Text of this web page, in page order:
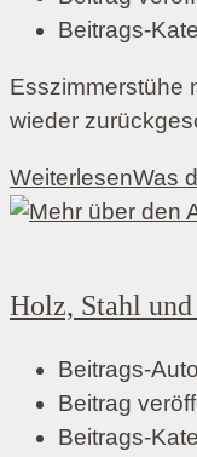
Beitrags-
Esszimmerstühe
wieder
WeiterlesenWas
Holz, Stahl
Beitrags-
Beitrag
Beitrags-